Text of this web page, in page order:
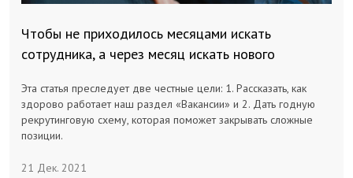
Исполнителям
Заказчикам
Полезное
Чтобы не приходилось месяцами искать
сотрудника, а через месяц искать нового
Эта статья преследует две честные цели: 1. Рассказать, как
здорово работает наш раздел «Вакансии» и 2. Дать годную
рекрутинговую схему, которая поможет закрывать сложные
позиции.
21 Дек. 2021